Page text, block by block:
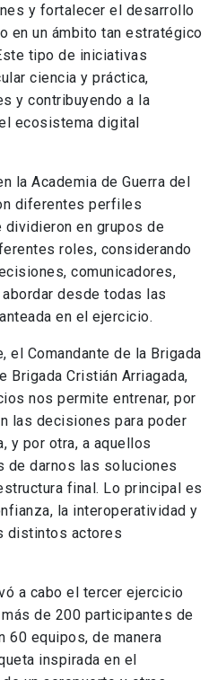
y fortalecer el desarrollo
en un ámbito tan estratégico
tipo de iniciativas
ciencia y práctica,
y contribuyendo a la
ecosistema digital
la Academia de Guerra del
diferentes perfiles
en grupos de
roles, considerando
comunicadores,
desde todas las
en el ejercicio.
el Comandante de la Brigada
Brigada Cristián Arriagada,
nos permite entrenar, por
las decisiones para poder
y por otra, a aquellos
de darnos las soluciones
final. Lo principal es
la interoperatividad y
distintos actores
a cabo el tercer ejercicio
de 200 participantes de
60 equipos, de manera
inspirada en el